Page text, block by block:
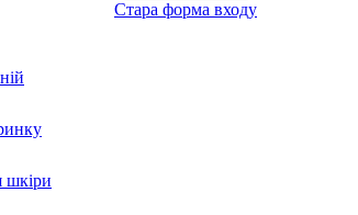
Стара форма входу
шкіри